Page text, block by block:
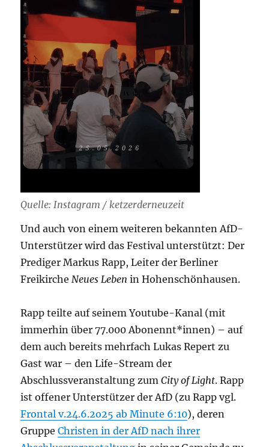
Quelle: Instagram / ketzerderneuzeit
Und auch von einem weiteren bekannten AfD-
Unterstützer wird das Festival unterstützt: Der
Prediger Markus Rapp, Leiter der Berliner
FreikircheNeues Leben in Hohenschönhausen.
Rapp teilte auf seinem Youtube-Kanal (mit
immerhin über 77.000 Abonennt*innen) – auf
dem auch bereits mehrfach Lukas Repert zu
Gast war – den Life-Stream der
Abschlussveranstaltung zumCity of Light. Rapp
ist offener Unterstützer der AfD (zu Rapp vgl.
Frontal v.24.6.2o25 ab Minute 6:10), deren
GruppeChristen in der AfD nach ihrer